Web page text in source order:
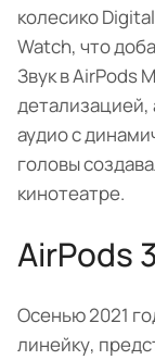
колесико
Watch, что
Звук в AirPods
детализацией,
аудио с
головы
кинотеатре.
AirPods
Осенью 2021
линейку,